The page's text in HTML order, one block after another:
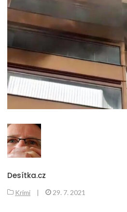
Desítka.cz
Krimi | 29. 7. 2021